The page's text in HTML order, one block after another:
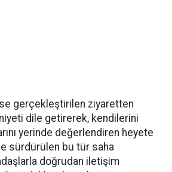
gerçekleştirilen ziyaretten
dile getirerek, kendilerini
yerinde değerlendiren heyete
sürdürülen bu tür saha
doğrudan iletişim